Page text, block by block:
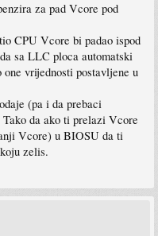
za pad Vcore pod
CPU Vcore bi padao ispod
sa LLC ploca automatski
vrijednosti postavljene u
(pa i da prebaci
da ako ti prelazi Vcore
Vcore) u BIOSU da ti
zelis.